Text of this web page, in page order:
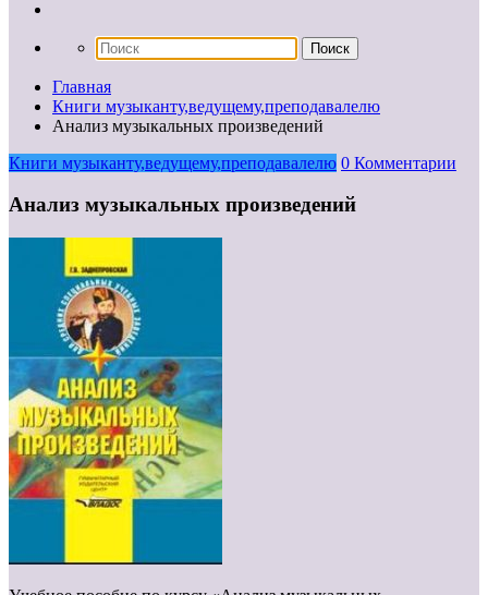
Главная
Книги музыканту,ведущему,преподавалелю
Анализ музыкальных произведений
Книги музыканту,ведущему,преподавалелю 0 Комментарии
Анализ музыкальных произведений